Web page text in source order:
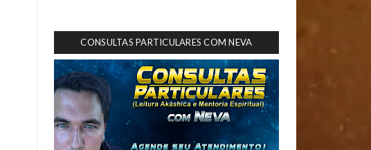
CONSULTAS PARTICULARES COM NEVA